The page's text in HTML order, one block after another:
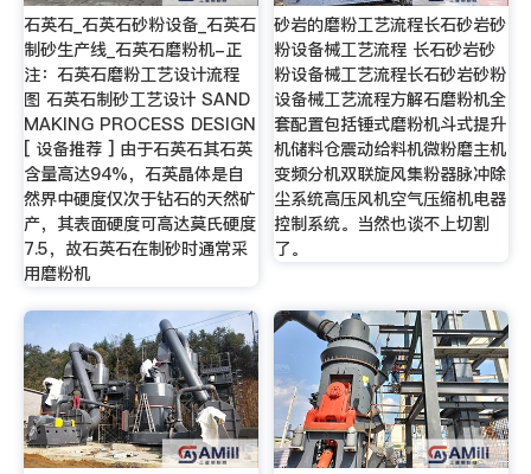
石英石_石英石砂粉设备_石英石
制砂生产线_石英石磨粉机-正
注：石英石磨粉工艺设计流程
图 石英石制砂工艺设计 SAND
MAKING PROCESS DESIGN
[ 设备推荐 ] 由于石英石其石英
含量高达94%，石英晶体是自
然界中硬度仅次于钻石的天然矿
产，其表面硬度可高达莫氏硬度
7.5，故石英石在制砂时通常采
用磨粉机
砂岩的磨粉工艺流程长石砂岩砂
粉设备械工艺流程 长石砂岩砂
粉设备械工艺流程长石砂岩砂粉
设备械工艺流程方解石磨粉机全
套配置包括锤式磨粉机斗式提升
机储料仓震动给料机微粉磨主机
变频分机双联旋风集粉器脉冲除
尘系统高压风机空气压缩机电器
控制系统。当然也谈不上切割
了。